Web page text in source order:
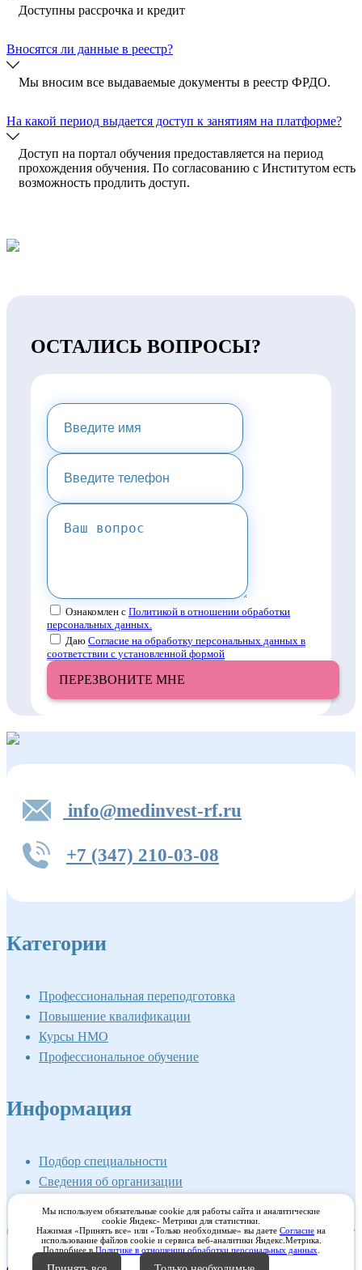
Доступны рассрочка и кредит
Вносятся ли данные в реестр?
Мы вносим все выдаваемые документы в реестр ФРДО.
На какой период выдается доступ к занятиям на платформе?
Доступ на портал обучения предоставляется на период
прохождения обучения. По согласованию с Институтом есть
возможность продлить доступ.
ОСТАЛИСЬ ВОПРОСЫ?
ПРЕДОСТАВИМ ВАМ
КОНСУЛЬТАЦИЮ
Ознакомлен с Политикой в отношении обработки
персональных данных.
Даю Согласие на обработку персональных данных в
соответствии с установленной формой
ПЕРЕЗВОНИТЕ МНЕ
info@medinvest-rf.ru
+7 (347) 210-03-08
Категории
Профессиональная переподготовка
Повышение квалификации
Курсы НМО
Профессиональное обучение
Информация
Подбор специальности
Сведения об организации
©2026 Институт профессионального образования Мед-Инвест
Мы используем обязательные cookie для работы сайта и аналитические
cookie Яндекс- Метрики для статистики.
Нажимая «Принять все» или «Только необходимые» вы даете Согласие на
использование файлов cookie и сервиса веб-аналитики Яндекс.Метрика.
Подробнее в Политике в отношении обработки персональных данных